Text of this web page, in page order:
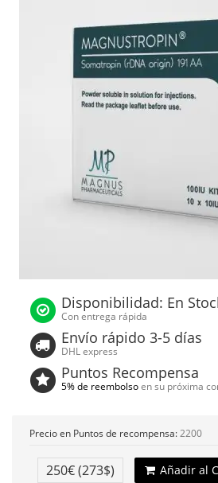
Disponibilidad: En
Con entrega rápida
Envío rápido 3-5 días
DHL express
Puntos Recompensa
5% de reembolsoen su próxima
Precio en Puntos de recompensa: 2200
250€(273$) Añadir al